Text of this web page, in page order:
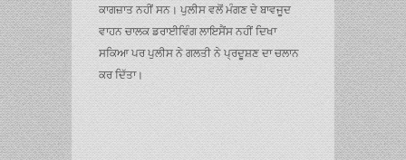
ਕਾਗਜ਼ਾਤ ਨਹੀਂ ਸਨ। ਪੁਲੀਸ ਵਲੋਂ ਮੰਗਣ ਦੇ ਬਾਵਜੂਦ
ਵਾਹਨ ਚਾਲਕ ਡਰਾਈਵਿੰਗ ਲਾਇਸੈਂਸ ਨਹੀਂ ਦਿਖਾ
ਸਕਿਆ ਪਰ ਪੁਲੀਸ ਨੇ ਗਲਤੀ ਨੇ ਪ੍ਰਦੂਸ਼ਣ ਦਾ ਚਲਾਨ
ਕਰ ਦਿੱਤਾ।